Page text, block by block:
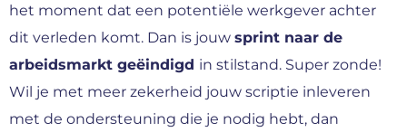
het moment dat een potentiële werkgever achter
dit verleden komt. Dan is jouw sprint naar de
arbeidsmarkt geëindigd in stilstand. Super zonde!
Wil je met meer zekerheid jouw scriptie inleveren
met de ondersteuning die je nodig hebt, dan